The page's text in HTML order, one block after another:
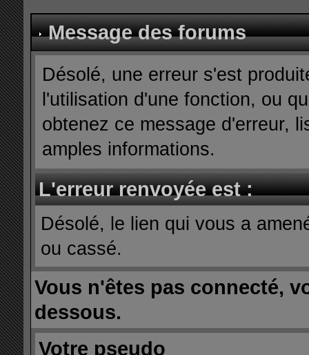
Message des forums
Désolé, une erreur s'est
l'utilisation d'une fonction, ou
obtenez ce message d'erreur,
amples informations.
L'erreur renvoyée est :
Désolé, le lien qui vous a
ou cassé.
Vous n'êtes pas connecté,
dessous.
Votre pseudo